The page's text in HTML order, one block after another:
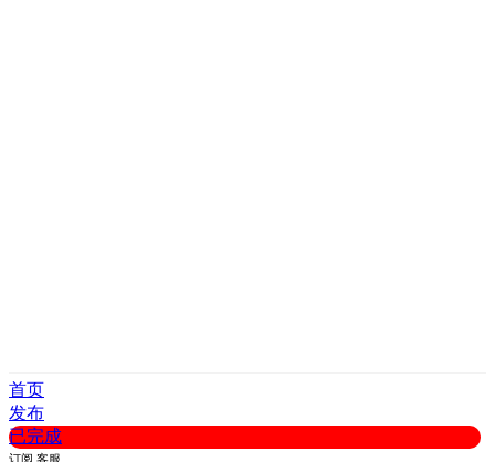
首页
发布
已完成
订阅 客服